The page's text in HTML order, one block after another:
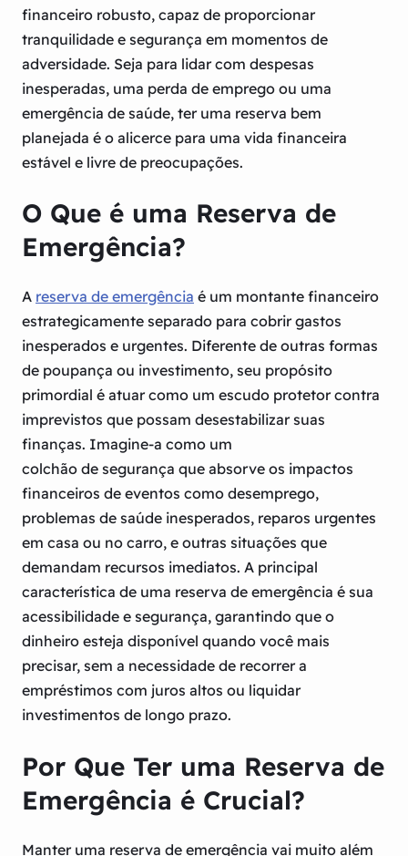
financeiro robusto, capaz de proporcionar
tranquilidade e segurança em momentos de
adversidade. Seja para lidar com despesas
inesperadas, uma perda de emprego ou uma
emergência de saúde, ter uma reserva bem
planejada é o alicerce para uma vida financeira
estável e livre de preocupações.
O Que é uma Reserva de
Emergência?
A reserva de emergência é um montante financeiro
estrategicamente separado para cobrir gastos
inesperados e urgentes. Diferente de outras formas
de poupança ou investimento, seu propósito
primordial é atuar como um escudo protetor contra
imprevistos que possam desestabilizar suas
finanças. Imagine-a como um
colchão de segurança que absorve os impactos
financeiros de eventos como desemprego,
problemas de saúde inesperados, reparos urgentes
em casa ou no carro, e outras situações que
demandam recursos imediatos. A principal
característica de uma reserva de emergência é sua
acessibilidade e segurança, garantindo que o
dinheiro esteja disponível quando você mais
precisar, sem a necessidade de recorrer a
empréstimos com juros altos ou liquidar
investimentos de longo prazo.
Por Que Ter uma Reserva de
Emergência é Crucial?
Manter uma reserva de emergência vai muito além